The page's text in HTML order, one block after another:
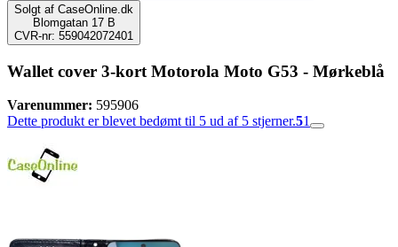
Solgt af CaseOnline.dk
Blomgatan 17 B
CVR-nr: 559042072401
Wallet cover 3-kort Motorola Moto G53 - Mørkeblå
Varenummer: 595906
Dette produkt er blevet bedømt til 5 ud af 5 stjerner.51